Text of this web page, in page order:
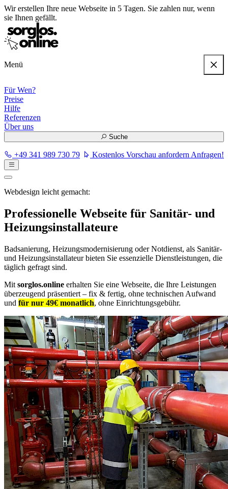
Wir erstellen Ihre neue Webseite in 5 Tagen. Sie zahlen nur, wenn
sie Ihnen gefällt.
Menü
Für Wen?
Preise
Hilfe
Referenzen
Über uns
Suche
+49 341 989 730 79 Kostenlos Vorschau anfordern Anfragen!
Webdesign leicht gemacht:
Professionelle Webseite für Sanitär- und
Heizungs­­installateure
Badsanierung, Heizungsmodernisierung oder Notdienst, als Sanitär-
und Heizungsinstallateur bieten Sie essenzielle Dienstleistungen, die
täglich gefragt sind.
Mit sorglos.online erhalten Sie eine Webseite, die Ihre Leistungen
überzeugend präsentiert – fix & fertig, ohne technischen Aufwand
und für nur 49€ monatlich, ohne Einrichtungsgebühr.